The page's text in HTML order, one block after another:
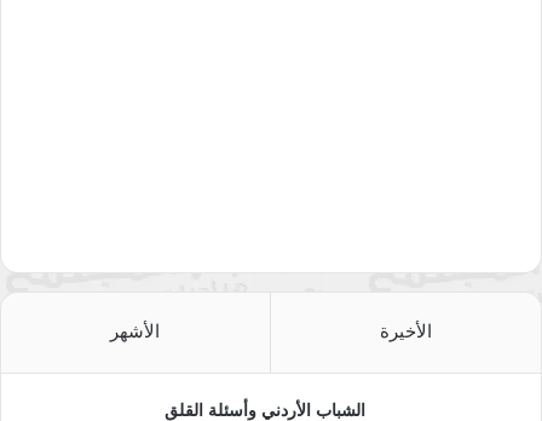
الأخيرة الأشهر
الشباب الأردني وأسئلة القلق